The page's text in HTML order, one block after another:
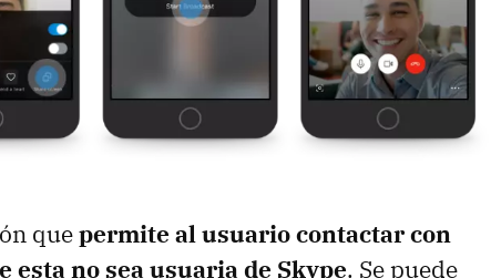
quepermite al usuario contactar con
no sea usuaria de Skype. Se puede